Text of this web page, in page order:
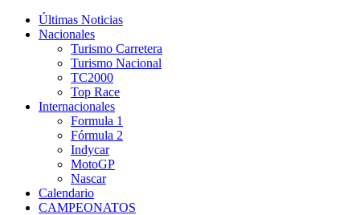
Últimas Noticias
Nacionales
Turismo Carretera
Turismo Nacional
TC2000
Top Race
Internacionales
Formula 1
Fórmula 2
Indycar
MotoGP
Nascar
Calendario
CAMPEONATOS